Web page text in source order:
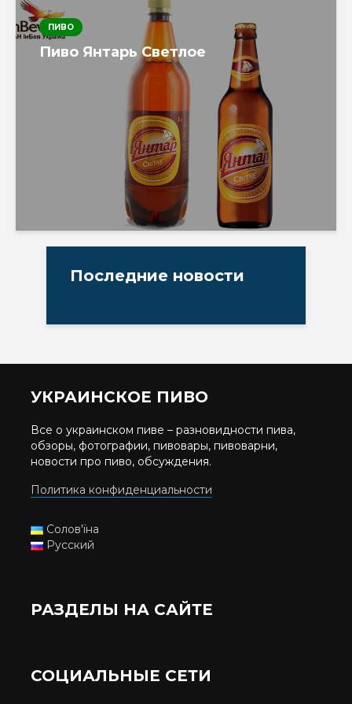
ПИВО
Пиво Янтарь Светлое
Последние новости
УКРАИНСКОЕ ПИВО
Все о украинском пиве – разновидности пива,
обзоры, фотографии, пивовары, пивоварни,
новости про пиво, обсуждения.
Политика конфиденциальности
Солов'їна
Русский
РАЗДЕЛЫ НА САЙТЕ
СОЦИАЛЬНЫЕ СЕТИ